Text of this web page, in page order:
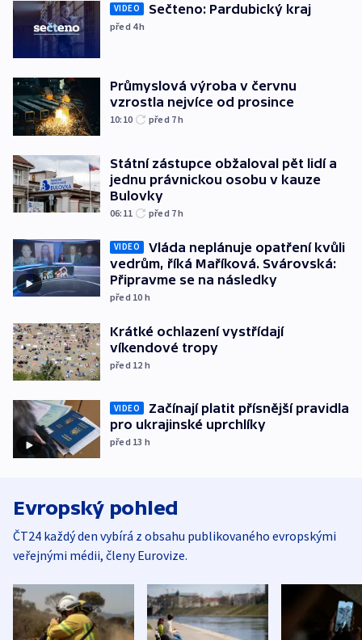
VIDEO Sečteno: Pardubický kraj
před 4h
Průmyslová výroba v červnu
vzrostla nejvíce od prosince
10:10 před 7h
Státní zástupce obžaloval pět lidí a
jednu právnickou osobu v kauze
Bulovky
06:11 před 7h
VIDEO
Vláda neplánuje opatření kvůli
vedrům, říká Maříková. Svárovská:
Připravme se na následky
před 10 h
Krátké ochlazení vystřídají
víkendové tropy
před 12 h
VIDEO
Začínají platit přísnější pravidla
pro ukrajinské uprchlíky
před 13 h
Evropský pohled
ČT24 každý den vybírá z obsahu publikovaného evropskými
veřejnými médii, členy Eurovize.